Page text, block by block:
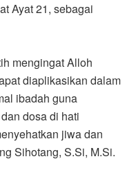
Ayat 21, sebagai
mengingat Alloh
diaplikasikan dalam
ibadah guna
dosa di hati
jiwa dan
Sihotang, S.Si, M.Si.